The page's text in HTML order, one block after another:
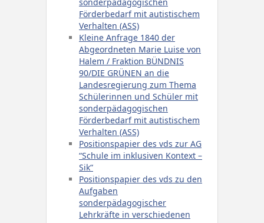
Förderbedarf mit autistischem
Verhalten (ASS)
Kleine Anfrage 1840 der
Abgeordneten Marie Luise von
Halem / Fraktion BÜNDNIS
90/DIE GRÜNEN an die
Landesregierung zum Thema
Schülerinnen und Schüler mit
sonderpädagogischen
Förderbedarf mit autistischem
Verhalten (ASS)
Positionspapier des vds zur AG
“Schule im inklusiven Kontext –
Sik“
Positionspapier des vds zu den
Aufgaben
sonderpädagogischer
Lehrkräfte in verschiedenen